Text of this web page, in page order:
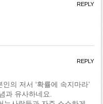
REPLY
의 저서 ‘확률에 속지마라’
과 유사하네요.
REPLY